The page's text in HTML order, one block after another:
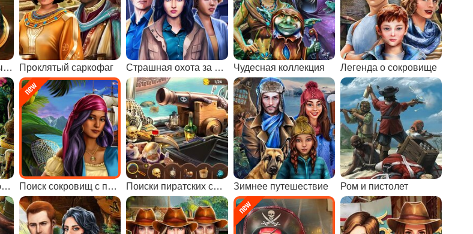
Спрятанные золотые монеты Проклятый саркофаг Страшная охота за сокровищами Чудесная коллекция Легенда о сокровище
Мини игры поиск предметов Поиск сокровищ с пиратами Поиски пиратских сокровищ Зимнее путешествие Ром и пистолет